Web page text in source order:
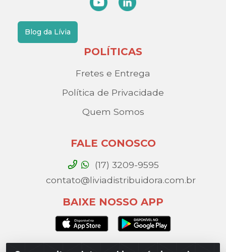
Blog da Lívia
POLÍTICAS
Fretes e Entrega
Política de Privacidade
Quem Somos
FALE CONOSCO
(17) 3209-9595
contato@liviadistribuidora.com.br
BAIXE NOSSO APP